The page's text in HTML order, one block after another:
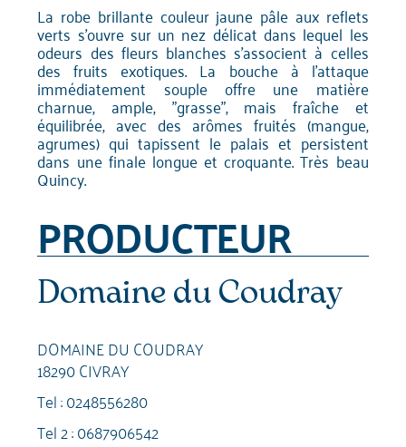
La robe brillante couleur jaune pâle aux reflets
verts s'ouvre sur un nez délicat dans lequel les
odeurs des fleurs blanches s'associent à celles
des fruits exotiques. La bouche à l'attaque
immédiatement souple offre une matière
charnue, ample, "grasse", mais fraîche et
équilibrée, avec des arômes fruités (mangue,
agrumes) qui tapissent le palais et persistent
dans une finale longue et croquante. Très beau
Quincy.
PRODUCTEUR
Domaine du Coudray
DOMAINE DU COUDRAY
18290 CIVRAY
Tel :0248556280
Tel 2 :0687906542